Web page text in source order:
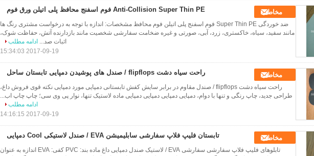
Anti-Collision Super Thin PE فوم اسفنج محافظ پلی اتیلن ورق فوم مخاطب
ضد خوردگی Super Thin PE فوم اسفنج پلی اتیلن فوم محافظ مشخصات: اندازه با توجه به درخواست مشتری رنگ ها
مانند سفید، سیاه، خاکستری، زرد، آبی، صورتی و غیره ضخامت سفارشی شخصیت مانند بازدارنده آتش، حفاظت شوک،
اثبات صد... ادامه مطلب
2017-09-19 15:34:03
راحت سیاه دشت flipflops / صندل های پوشیدن دمپایی تابستان ساحل مخاطب
راحت سیاه دشت flipflops / صندل مقاوم در برابر سایش کفش تابستانی دمپایی مورد دمپایی نکته قوی فروش داغ،
طراحی جدید، چاپ رنگی و تنها با دوام، دمپایی دمپایی دمپایی دمپایی ماده لاستیک تنها، نوار پی وی سی؛ چاپ چاپ اب...
ادامه مطلب
2017-09-19 14:16:15
تابستان فلیپ فلاپ سفارشی سابلیمیشن EVA / صندل لاستیکی Cool دمپایی مخاطب
تابلوهای فلیپ فلاپ سفارشی سفارشی EVA / لاستیک صندل دمپایی داغ ماده بند: PVC کفی: EVA اندازه به عنوان